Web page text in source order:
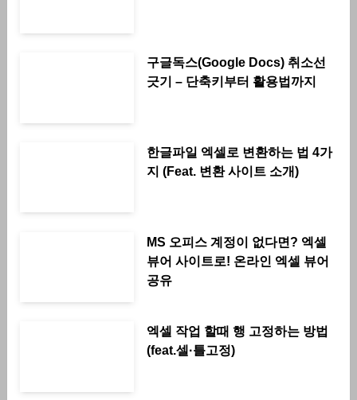
구글독스(Google Docs) 취소선
긋기 – 단축키부터 활용법까지
한글파일 엑셀로 변환하는 법 4가
지 (Feat. 변환 사이트 소개)
MS 오피스 계정이 없다면? 엑셀
뷰어 사이트로! 온라인 엑셀 뷰어
공유
엑셀 작업 할때 행 고정하는 방법
(feat.셀·틀고정)